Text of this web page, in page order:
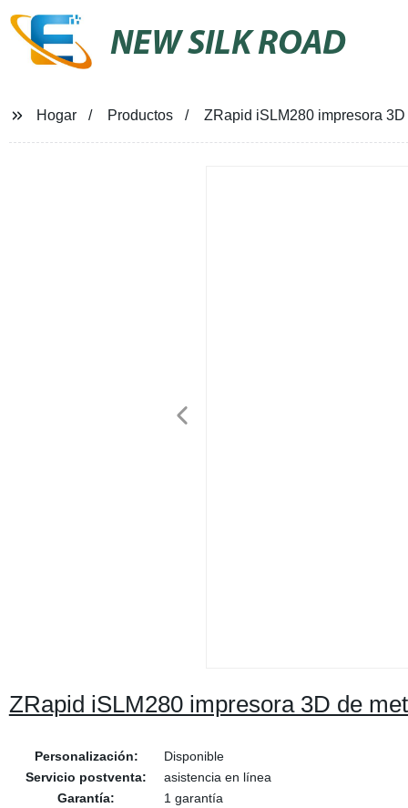
NEW SILK ROAD
Hogar Productos ZRapid iSLM280 impresora
ZRapid iSLM280 impresora 3D de
Personalización:
Disponible
Servicio postventa:
asistencia en línea
Garantía:
1 garantía